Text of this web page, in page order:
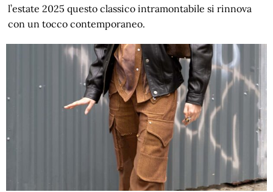
l’estate 2025 questo classico intramontabile si rinnova
con un tocco contemporaneo.